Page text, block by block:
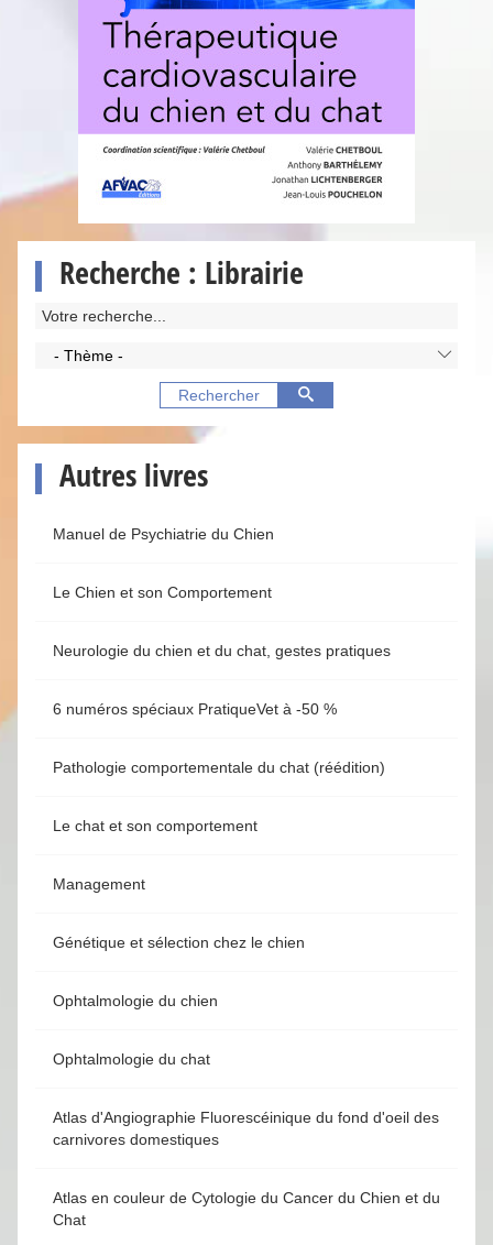
Recherche : Librairie
- Thème -
Rechercher
Autres livres
Manuel de Psychiatrie du Chien
Le Chien et son Comportement
Neurologie du chien et du chat, gestes pratiques
6 numéros spéciaux PratiqueVet à -50 %
Pathologie comportementale du chat (réédition)
Le chat et son comportement
Management
Génétique et sélection chez le chien
Ophtalmologie du chien
Ophtalmologie du chat
Atlas d'Angiographie Fluorescéinique du fond d'oeil des
carnivores domestiques
Atlas en couleur de Cytologie du Cancer du Chien et du
Chat